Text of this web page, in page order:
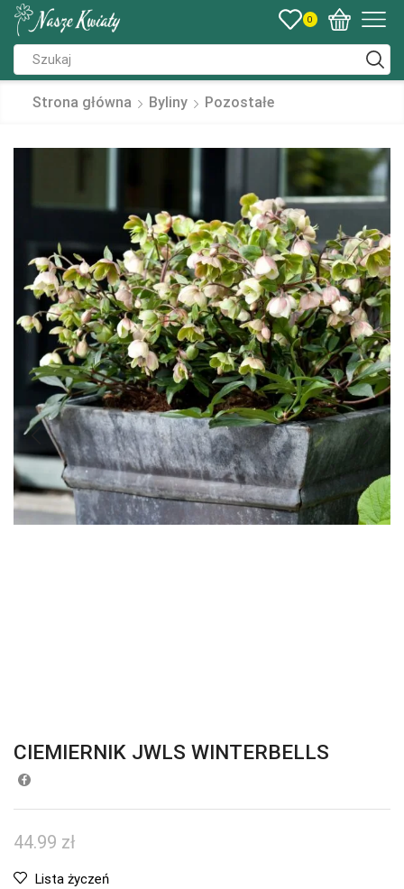
0
Strona główna Byliny Pozostałe
CIEMIERNIK JWLS WINTERBELLS
44.99 zł
Lista życzeń